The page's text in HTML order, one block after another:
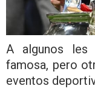
A algunos
famosa, pero
eventos